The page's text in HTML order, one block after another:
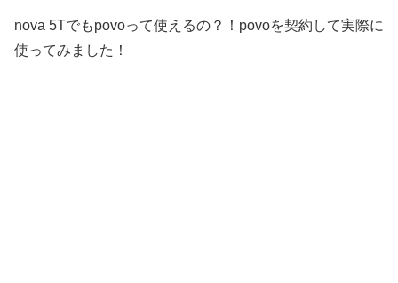
nova 5Tでもpovoって使えるの？！povoを契約して実際に
使ってみました！